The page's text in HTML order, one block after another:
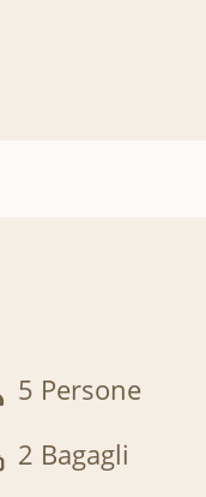
5 Persone
2 Bagagli